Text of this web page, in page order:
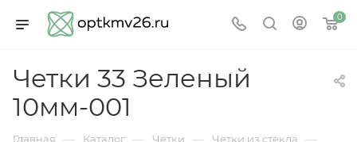
0
Четки 33 Зеленый
10мм-001
Главная Каталог Чётки Четки из стекла